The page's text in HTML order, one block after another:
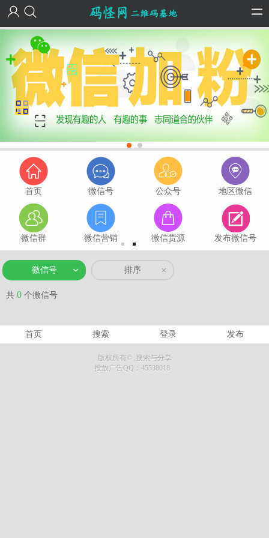
首页 微信号 公众号 地区微信
微信群 微信营销 微信货源 发布微信号
微信号 排序
共 0 个微信号
首页 搜索 登录 发布
版权所有© ,搜索与分享
投放广告QQ：45538018